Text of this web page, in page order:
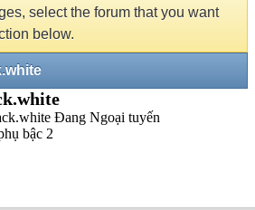
select the forum that you want
below.
bậc 2